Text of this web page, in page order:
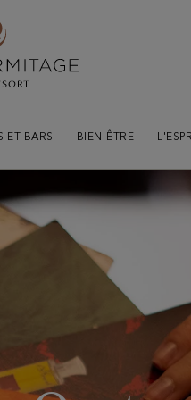
ET BARS BIEN-ÊTRE